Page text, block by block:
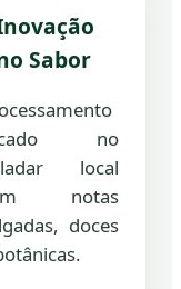
Sabor
no
local
notas
doces